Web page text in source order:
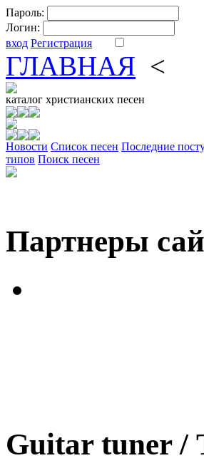
Пароль:
Логин:
вход Регистрация
ГЛАВНАЯ <
каталог христианских песен
Новости Cписок песен Последние
типов Поиск песен
Партнеры
Guitar tuner /